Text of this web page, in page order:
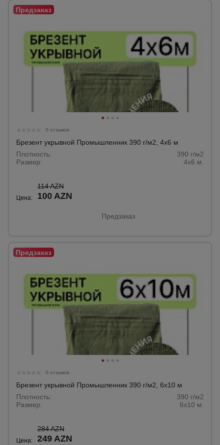
0 отзывов
Брезент укрывной Промышленник 390 г/м2, 4х6 м
Плотность:
390 г/м2
Размер:
4х6 м.
Цена:
114 AZN
100 AZN
Предзаказ
0 отзывов
Брезент укрывной Промышленник 390 г/м2, 6х10 м
Плотность:
390 г/м2
Размер:
6х10 м.
Цена:
284 AZN
249 AZN